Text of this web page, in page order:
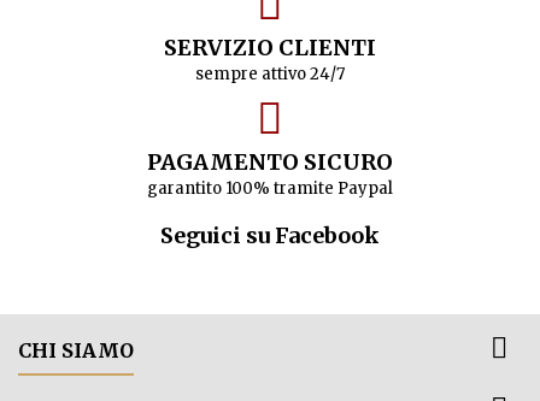
SERVIZIO CLIENTI
sempre attivo 24/7
PAGAMENTO SICURO
garantito 100% tramite Paypal
Seguici su Facebook
CHI SIAMO 